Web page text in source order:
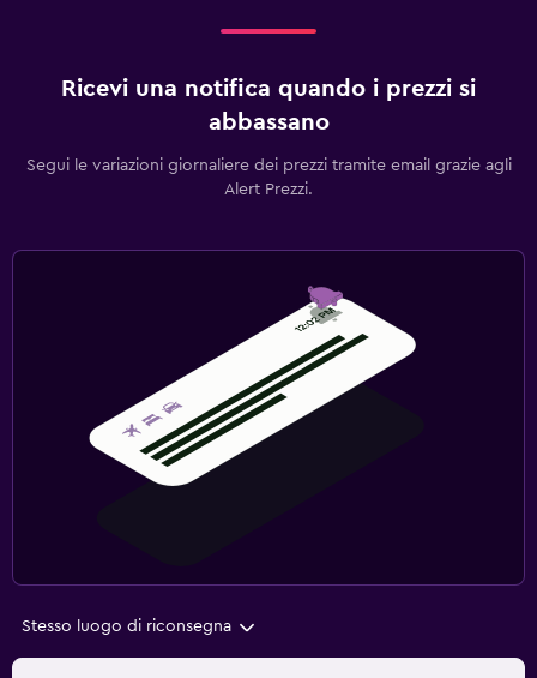
Ricevi una notifica quando i prezzi si
abbassano
Segui le variazioni giornaliere dei prezzi tramite email grazie agli
Alert Prezzi.
Stesso luogo di riconsegna